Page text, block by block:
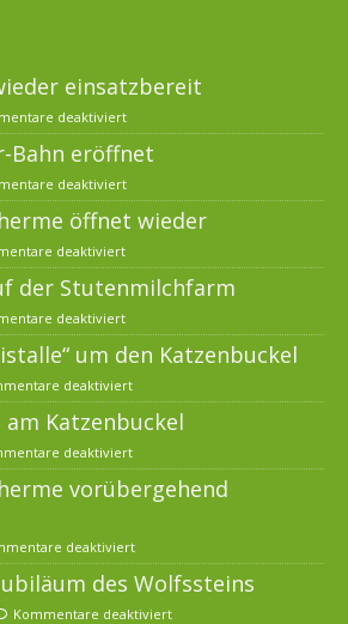
einsatzbereit
deaktiviert
Bahn eröffnet
deaktiviert
öffnet wieder
deaktiviert
der Stutenmilchfarm
deaktiviert
um den Katzenbuckel
deaktiviert
am Katzenbuckel
deaktiviert
vorübergehend
deaktiviert
des Wolfssteins
Kommentare deaktiviert